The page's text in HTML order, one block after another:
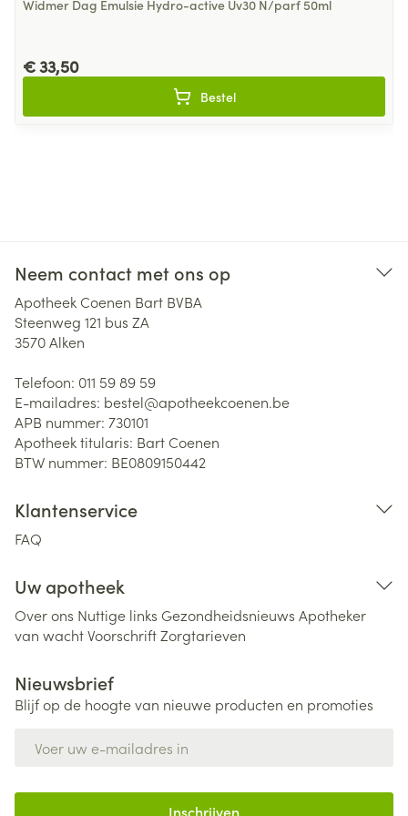
Widmer Dag Emulsie Hydro-active Uv30 N/parf 50ml
€ 33,50
Bestel
Neem contact met ons op
Apotheek Coenen Bart BVBA
Steenweg 121 bus ZA
3570Alken
Telefoon: 011 59 89 59
E-mailadres: bestel@apotheekcoenen.be
APB nummer: 730101
Apotheek titularis: Bart Coenen
BTW nummer: BE0809150442
Klantenservice
FAQ
Uw apotheek
Over ons Nuttige links Gezondheidsnieuws Apotheker
van wachtVoorschriftZorgtarieven
Nieuwsbrief
Blijf op de hoogte van nieuwe producten en promoties
Inschrijven